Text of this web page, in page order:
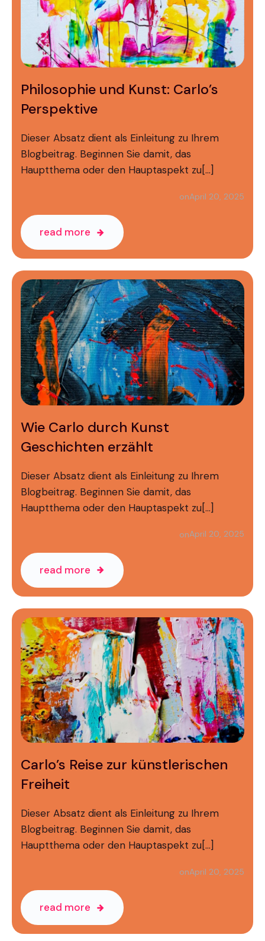
Philosophie und Kunst: Carlo’s
Perspektive
Dieser Absatz dient als Einleitung zu Ihrem
Blogbeitrag. Beginnen Sie damit, das
Hauptthema oder den Hauptaspekt zu[…]
onApril 20, 2025
read more
Wie Carlo durch Kunst
Geschichten erzählt
Dieser Absatz dient als Einleitung zu Ihrem
Blogbeitrag. Beginnen Sie damit, das
Hauptthema oder den Hauptaspekt zu[…]
onApril 20, 2025
read more
Carlo’s Reise zur künstlerischen
Freiheit
Dieser Absatz dient als Einleitung zu Ihrem
Blogbeitrag. Beginnen Sie damit, das
Hauptthema oder den Hauptaspekt zu[…]
onApril 20, 2025
read more